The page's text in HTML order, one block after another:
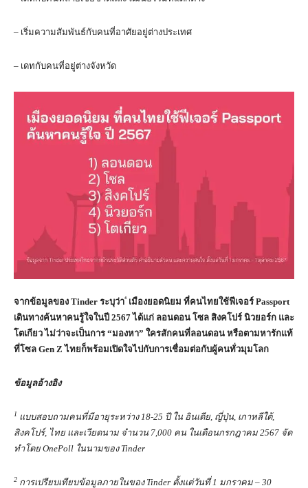
– เริ่มความสัมพันธ์กับคนที่อาศัยอยู่ต่างประเทศ
– เดทกับคนที่อยู่ต่างจังหวัด
จากข้อมูลของ Tinder ระบุว่า⁴ เมืองยอดนิยม ที่คนไทยใช้ฟีเจอร์ Passport
เดินทางค้นหาคนรู้ใจในปี 2567 ได้แก่ ลอนดอน โซล สิงคโปร์ นิวยอร์ก และ
โตเกียว ไม่ว่าจะเป็นการ “มองหา” ใครสักคนที่ลอนดอน หรือตามหารักแท้
ที่โซล Gen Z ไทยก็พร้อมเปิดใจไปกับการเชื่อมต่อกับผู้คนทั่วมุมโลก
ข้อมูลอ้างอิง
1 แบบสอบถามคนที่มีอายุระหว่าง 18-25 ปี ใน อินเดีย, ญี่ปุ่น เกาหลีใต้,
สิงคโปร์, ไทย และเวียดนาม จำนวน 7,000 คน ในเดือนกรกฎาคม 2567 จัด
ทำโดยOnePoll ในนามของ Tinder
2 การเปรียบเทียบข้อมูลภายในของ Tinder ตั้งแต่วันที่ 1 มกราคม – 30